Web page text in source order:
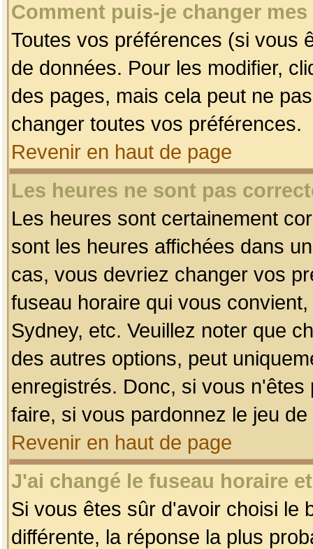
Comment puis-je changer
Toutes vos préférences (si vous
de données. Pour les modifier,
des pages, mais cela peut ne
changer toutes vos préférences.
Revenir en haut de page
Les heures ne sont pas
Les heures sont certainement
sont les heures affichées dans
cas, vous devriez changer vos
fuseau horaire qui vous
Sydney, etc. Veuillez noter que
des autres options, peut
enregistrés. Donc, si vous
faire, si vous pardonnez le jeu
Revenir en haut de page
J'ai changé le fuseau horaire
Si vous êtes sûr d'avoir choisi le
différente, la réponse la plus